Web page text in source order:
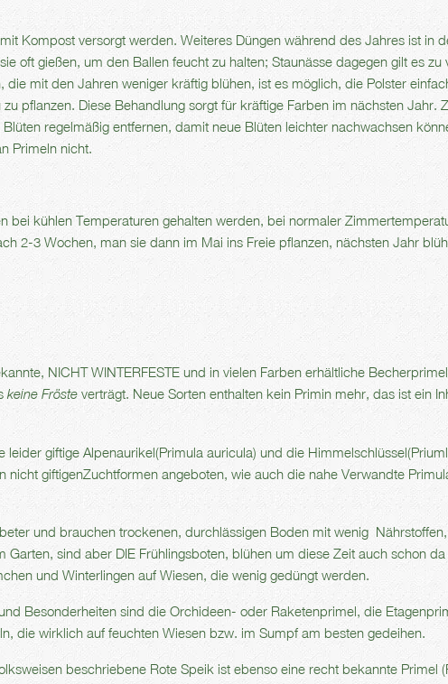
Kompost versorgt werden. Weiteres Düngen während des Jahres ist in
oft gießen, um den Ballen feucht zu halten; Staunässe dagegen gilt es zu
die mit den Jahren weniger kräftig blühen, ist es möglich, die Polster
pflanzen. Diese Behandlung sorgt für kräftige Farben im nächsten Jahr.
regelmäßig entfernen, damit neue Blüten leichter nachwachsen
Primeln nicht.
bei kühlen Temperaturen gehalten werden, bei normaler
2-3 Wochen, man sie dann im Mai ins Freie pflanzen, nächsten Jahr
NICHT WINTERFESTE und in vielen Farben erhältliche
keine Fröste verträgt. Neue Sorten enthalten kein Primin mehr, das ist ein
leider giftige Alpenaurikel(Primula auricula) und die
nicht giftigenZuchtformen angeboten, wie auch die nahe Verwandte
und brauchen trockenen, durchlässigen Boden mit wenig
Garten, sind aber DIE Frühlingsboten, blühen um diese Zeit auch schon
und Winterlingen auf Wiesen, die wenig gedüngt werden.
Besonderheiten sind die Orchideen- oder Raketenprimel, die
die wirklich auf feuchten Wiesen bzw. im Sumpf am besten gedeihen.
beschriebene Rote Speik ist ebenso eine recht bekannte Primel